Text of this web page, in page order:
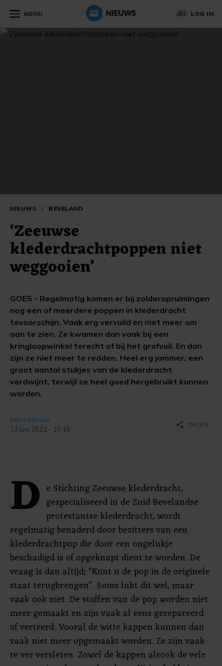
MENU LOG IN
NIEUWS / BEVELAND
‘Zeeuwse
klederdrachtpoppen niet
weggooien’
GOES - Regelmatig komen er bij zolderopruimingen
nog een of meerdere poppen in klederdracht
tevoorschijn. Vaak erg vervuild en niet meer om
aan te zien. Ze kwamen dan vaak bij een
kringloopwinkel terecht of bij het grofvuil. En dan
zijn ze niet meer te redden. Heel erg jammer, een
groot aantal stukjes van de klederdracht
verdwijnt, terwijl ze heel goed hergebruikt kunnen
worden.
Internetbode
22 juni 2021 - 10:10
share DELEN
D e Stichting Zeeuwse klederdracht,
gespecialiseerd in de Zuid Bevelandse
protestantse klederdracht, wordt
regelmatig benaderd door bezitters van een
klederdrachtpop die door een ongelukje
beschadigd is of opgeknapt dient te worden. De
vraag is dan altijd; “Kunt u de pop in de originele
staat terugbrengen”. Soms lukt dit wel, maar
vaak ook niet. De stoffen van de pop worden niet
meer gemaakt en zijn vaak al eens gerepareerd
of verteerd. Vooral de witte kappen kunnen dan
vaak niet meer opgemaakt worden. Ze zijn vaak
te ver versleten. Zowel de kappen alsook de vele